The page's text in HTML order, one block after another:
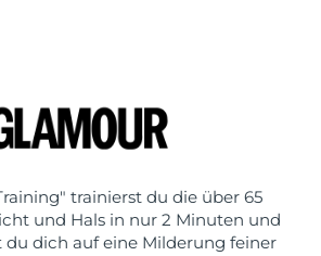
trainierst du die über 65
und Hals in nur 2 Minuten und
du dich auf eine Milderung feiner